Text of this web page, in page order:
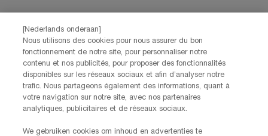
[Nederlands onderaan]
Nous utilisons des cookies pour nous assurer du bon
fonctionnement de notre site, pour personnaliser notre
contenu et nos publicités, pour proposer des fonctionnalités
disponibles sur les réseaux sociaux et afin d’analyser notre
trafic. Nous partageons également des informations, quant à
votre navigation sur notre site, avec nos partenaires
analytiques, publicitaires et de réseaux sociaux.
We gebruiken cookies om inhoud en advertenties te